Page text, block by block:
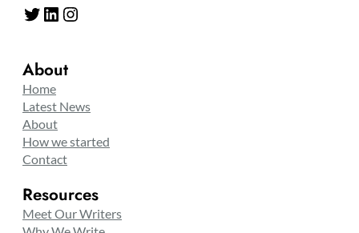
Twitter LinkedIn Instagram
About
Home
Latest News
About
How we started
Contact
Resources
Meet Our Writers